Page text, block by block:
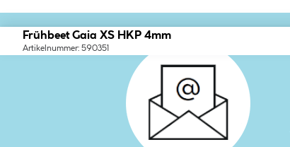
Frühbeet Gaia XS HKP 4mm
Artikelnummer: 590351